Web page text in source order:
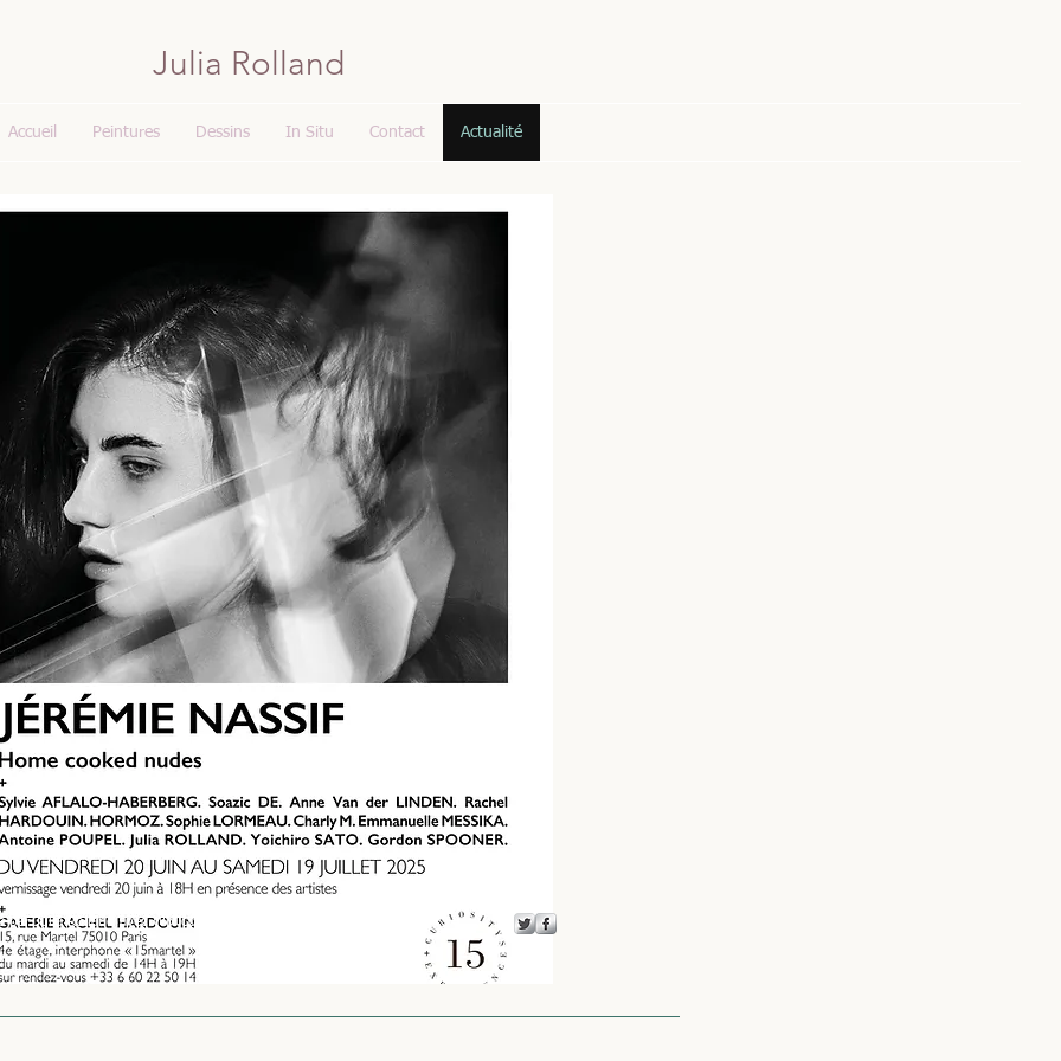
Julia Rolland
Accueil Peintures Dessins In Situ Contact Actualité
par Julia Rolland avecWix.com